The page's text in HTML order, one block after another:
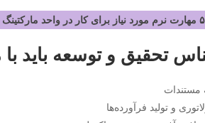
۵ مهارت نرم مورد نیاز برای کار در واحد مارکتینگ
تحقیق و توسعه باید
مستندات
و تولید فرآورده‌ها